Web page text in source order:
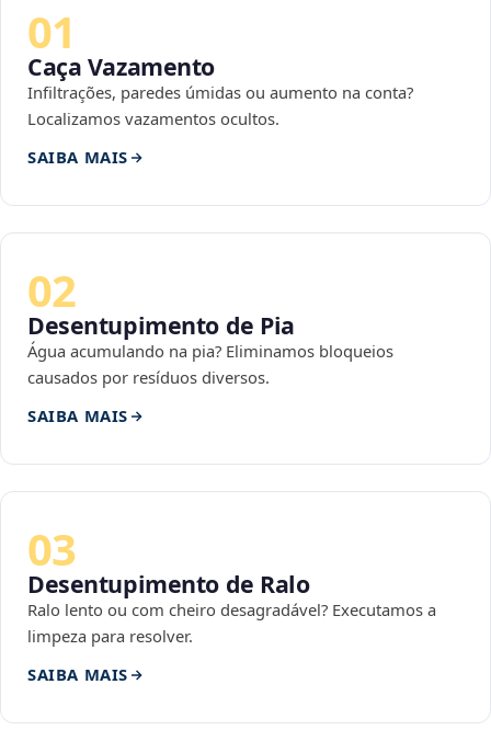
01
Caça Vazamento
Infiltrações, paredes úmidas ou aumento na conta?
Localizamos vazamentos ocultos.
SAIBA MAIS
02
Desentupimento de Pia
Água acumulando na pia? Eliminamos bloqueios
causados por resíduos diversos.
SAIBA MAIS
03
Desentupimento de Ralo
Ralo lento ou com cheiro desagradável? Executamos a
limpeza para resolver.
SAIBA MAIS